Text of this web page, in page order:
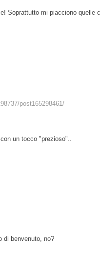
Soprattutto mi piacciono quelle
post165298461/
un tocco "prezioso"..
di benvenuto, no?